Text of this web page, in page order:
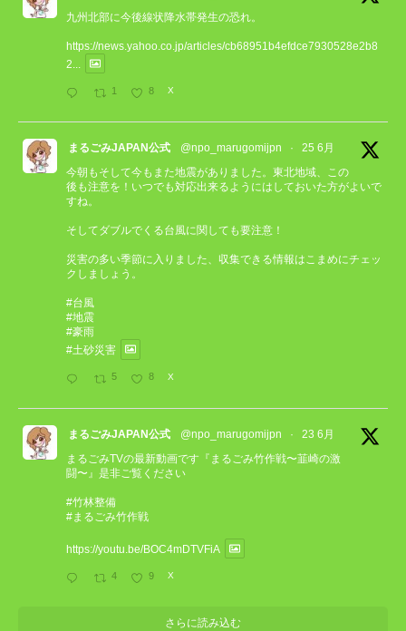
九州北部に今後線状降水帯発生の恐れ。
https://news.yahoo.co.jp/articles/cb68951b4efdce7930528e2b8
2...
1 8 X
まるごみJAPAN公式 @npo_marugomijpn ·
25 6月
今朝もそして今もまた地震がありました。東北地域、この
後も注意を！いつでも対応出来るようにはしておいた方がよいで
すね。
そしてダブルでくる台風に関しても要注意！
災害の多い季節に入りました、収集できる情報はこまめにチェッ
クしましょう。
#台風
#地震
#豪雨
#土砂災害
5 8 X
まるごみJAPAN公式 @npo_marugomijpn ·
23 6月
まるごみTVの最新動画です『まるごみ竹作戦〜韮崎の激
闘〜』是非ご覧ください
#竹林整備
#まるごみ竹作戦
https://youtu.be/BOC4mDTVFiA
4 9 X
さらに読み込む